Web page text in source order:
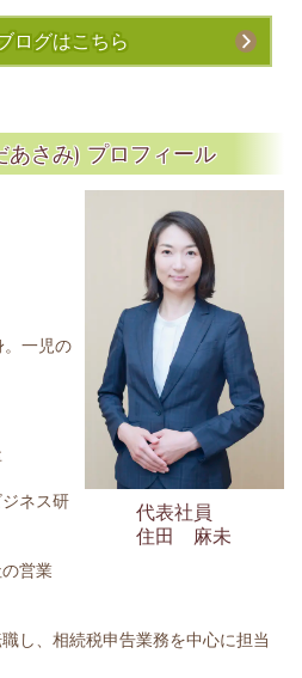
ログはこちら
あさみ) プロフィール
代表社員
住田 麻未
。一児の
ネス研
営業
し、相続税申告業務を中心に担当